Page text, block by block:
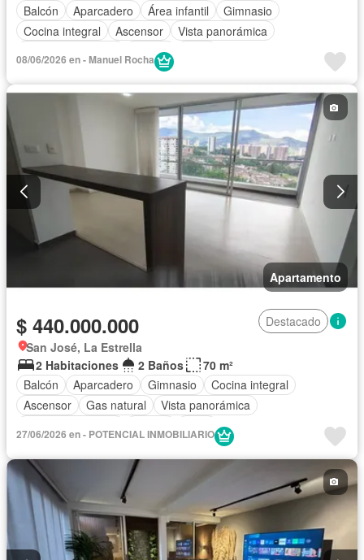
Balcón
Aparcadero Área infantil
Gimnasio
Cocina integral
Ascensor
Vista panorámica
Piscina
08/06/2026 en - Manuel Rocha
Apartamento
$ 440.000.000
Destacado
San José, La Estrella
2 Habitaciones
2 Baños
70 m²
Balcón
Aparcadero Gimnasio
Cocina integral
Ascensor
Gas natural
Vista panorámica
27/06/2026 en - POTENCIAL INMOBILIARIO